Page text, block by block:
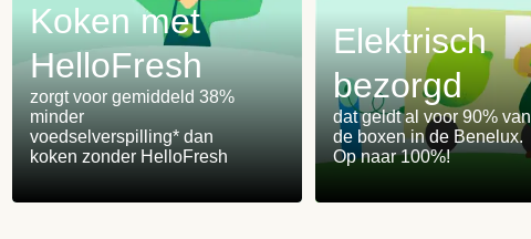
Koken met
HelloFresh
zorgt voor gemiddeld 38%
minder
voedselverspilling* dan
koken zonder HelloFresh
Elektrisch
bezorgd
dat geldt al voor 90% van
de boxen in de Benelux.
Op naar 100%!